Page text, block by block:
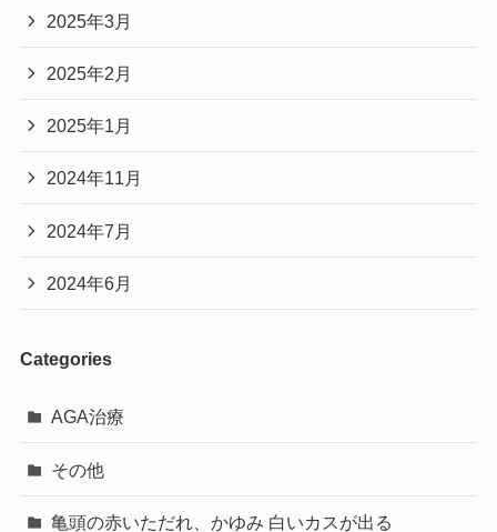
2025年3月
2025年2月
2025年1月
2024年11月
2024年7月
2024年6月
Categories
AGA治療
その他
亀頭の赤いただれ、かゆみ 白いカスが出る